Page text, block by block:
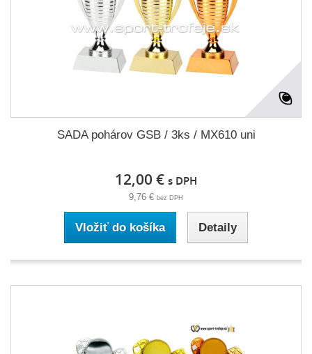
SADA pohárov GSB / 3ks / MX610 uni
12,00 € s DPH
9,76 € bez DPH
Vložiť do košíka Detaily